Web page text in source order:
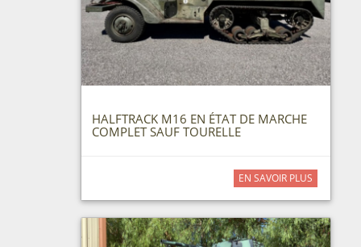
HALFTRACK M16 EN ÉTAT DE MARCHE
COMPLET SAUF TOURELLE
EN SAVOIR PLUS